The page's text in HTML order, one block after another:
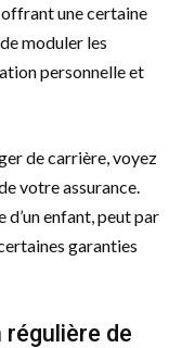
une certaine
moduler les
personnelle et
de carrière, voyez
votre assurance.
d’un enfant, peut par
garanties
régulière de